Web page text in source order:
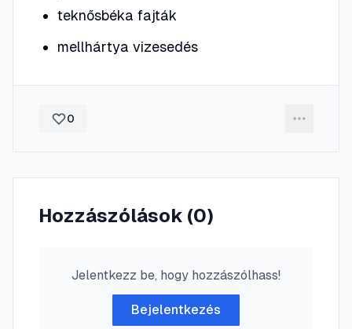
teknősbéka fajták
mellhártya vizesedés
0
Hozzászólások (0)
Jelentkezz be, hogy hozzászólhass!
Bejelentkezés